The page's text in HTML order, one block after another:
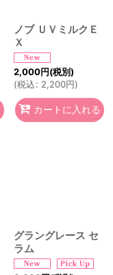
ノブ ＵＶミルクＥ
Ｘ
2,000円(税別)
(税込: 2,200円)
カートに入れる
グラングレース セ
ラム